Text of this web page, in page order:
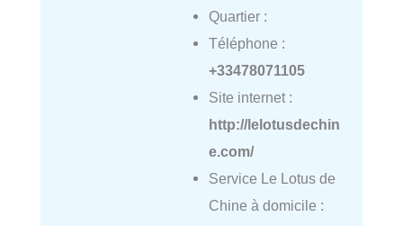
Quartier :
Téléphone :
+33478071105
Site internet :
http://lelotusdechin
e.com/
Service Le Lotus de
Chine à domicile :